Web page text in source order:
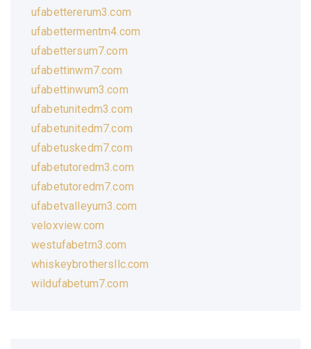
ufabettererum3.com
ufabettermentm4.com
ufabettersum7.com
ufabettinwm7.com
ufabettinwum3.com
ufabetunitedm3.com
ufabetunitedm7.com
ufabetuskedm7.com
ufabetutoredm3.com
ufabetutoredm7.com
ufabetvalleyum3.com
veloxview.com
westufabetm3.com
whiskeybrothersllc.com
wildufabetum7.com